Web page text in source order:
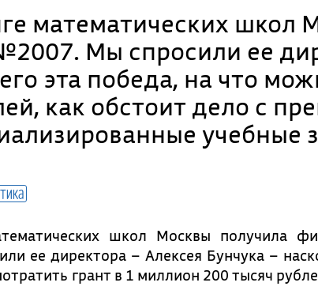
математических школ
Мы спросили ее
эта победа, на что
как обстоит дело с
учебные
школ Москвы получила
ее директора – Алексея Бунчука –
грант в 1 миллион 200 тысяч